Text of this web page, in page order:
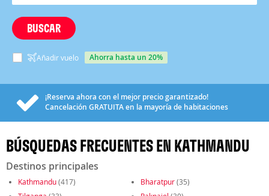
BUSCAR
Añadir vuelo ahorra hasta un 20%
¡Reserva ahora con el mejor precio garantizado!
Cancelación GRATUITAen la mayoría de habitaciones
BÚSQUEDAS FRECUENTES EN KATHMANDU
Destinos principales
Kathmandu(417) Bharatpur(35)